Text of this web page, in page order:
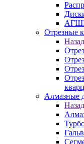
Отрезные
Назад
Алмазные
Назад